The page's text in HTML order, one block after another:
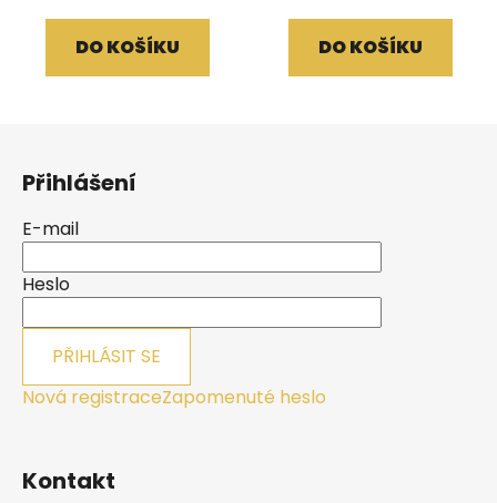
DO KOŠÍKU DO KOŠÍKU
Přihlášení
E-mail
Heslo
PŘIHLÁSIT SE
Nová registraceZapomenuté heslo
Kontakt